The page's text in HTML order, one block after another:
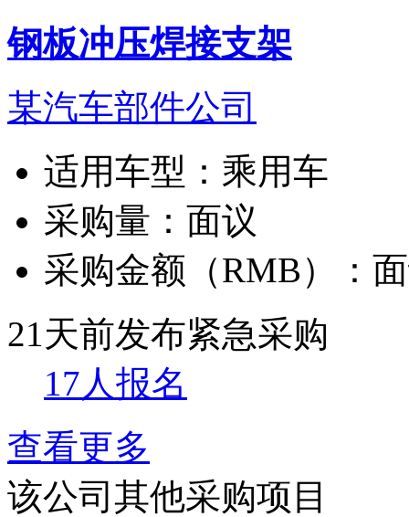
钢板冲压焊接支架
某汽车部件公司
适用车型： 乘用车
采购量： 面议
采购金额（RMB）：
21天前发布紧急采购
17人报名
查看更多
该公司其他采购项目